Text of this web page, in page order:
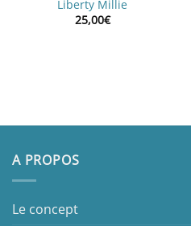
Liberty Millie
25,00€
A PROPOS
Le concept